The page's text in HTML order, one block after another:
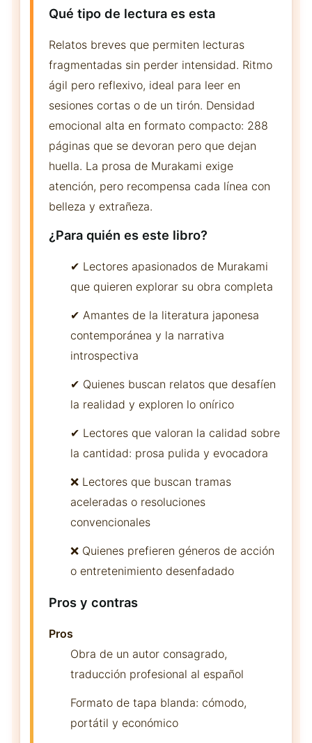
Qué tipo de lectura es esta
Relatos breves que permiten lecturas
fragmentadas sin perder intensidad. Ritmo
ágil pero reflexivo, ideal para leer en
sesiones cortas o de un tirón. Densidad
emocional alta en formato compacto: 288
páginas que se devoran pero que dejan
huella. La prosa de Murakami exige
atención, pero recompensa cada línea con
belleza y extrañeza.
¿Para quién es este libro?
✔ Lectores apasionados de Murakami
que quieren explorar su obra completa
✔ Amantes de la literatura japonesa
contemporánea y la narrativa
introspectiva
✔ Quienes buscan relatos que desafíen
la realidad y exploren lo onírico
✔ Lectores que valoran la calidad sobre
la cantidad: prosa pulida y evocadora
❌ Lectores que buscan tramas
aceleradas o resoluciones
convencionales
❌ Quienes prefieren géneros de acción
o entretenimiento desenfadado
Pros y contras
Pros
Obra de un autor consagrado,
traducción profesional al español
Formato de tapa blanda: cómodo,
portátil y económico